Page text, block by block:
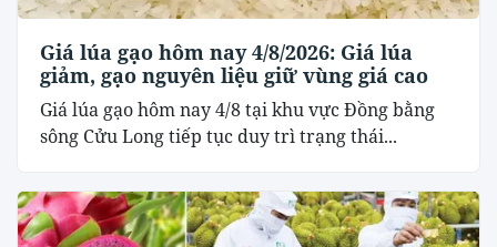
Giá lúa gạo hôm nay 4/8/2026: Giá lúa
giảm, gạo nguyên liệu giữ vùng giá cao
Giá lúa gạo hôm nay 4/8 tại khu vực Đồng bằng
sông Cửu Long tiếp tục duy trì trạng thái...